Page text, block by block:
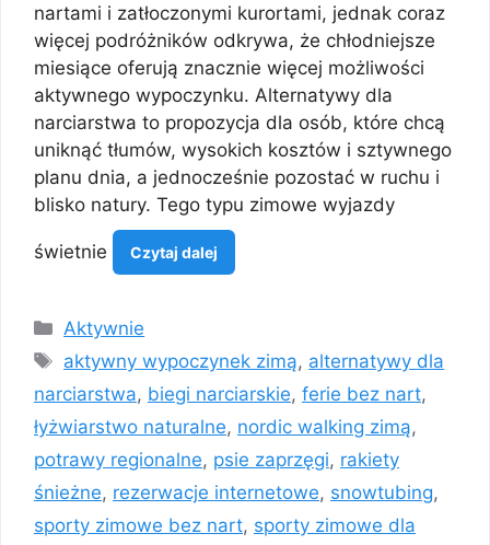
nartami i zatłoczonymi kurortami, jednak coraz
więcej podróżników odkrywa, że chłodniejsze
miesiące oferują znacznie więcej możliwości
aktywnego wypoczynku. Alternatywy dla
narciarstwa to propozycja dla osób, które chcą
uniknąć tłumów, wysokich kosztów i sztywnego
planu dnia, a jednocześnie pozostać w ruchu i
blisko natury. Tego typu zimowe wyjazdy
świetnie Czytaj dalej
Kategorie
Aktywnie
Tagi
aktywny wypoczynek zimą, alternatywy dla
narciarstwa, biegi narciarskie, ferie bez nart,
łyżwiarstwo naturalne, nordic walking zimą,
potrawy regionalne, psie zaprzęgi, rakiety
śnieżne, rezerwacje internetowe, snowtubing,
sporty zimowe bez nart, sporty zimowe dla